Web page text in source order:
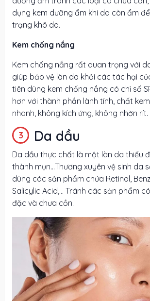
dụng kem dưỡng ẩm khi da còn ẩm
trạng khô da.
Kem chống nắng
Kem chống nắng rất quan trọng với
giúp bảo vệ làn da khỏi các tác hại
tiên dùng kem chống nắng có chỉ số
hơn với thành phần lành tính, chất
nhanh, không kích ứng, không nhờn rít.
Da dầu
Da dầu thực chất là một làn da thiếu
thành mụn…Thương xuyên vệ sinh da
dùng các sản phẩm chứa Retinol,
Salicylic Acid,... Tránh các sản phẩm
đặc và chưa cồn.